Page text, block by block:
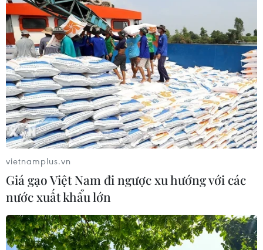
Đoạn video ghi cảnh FBI bắt nghi phạm làm rò rỉ tài liệu
mật Jack Douglas tại nhà riêng ở bang Massachusetts.
Các tài liệu bị rò rỉ được cho là có liên quan đến cuộc
xung đột ở Ukraine.
vietnamplus.vn
Giá gạo Việt Nam đi ngược xu hướng với các
nước xuất khẩu lớn